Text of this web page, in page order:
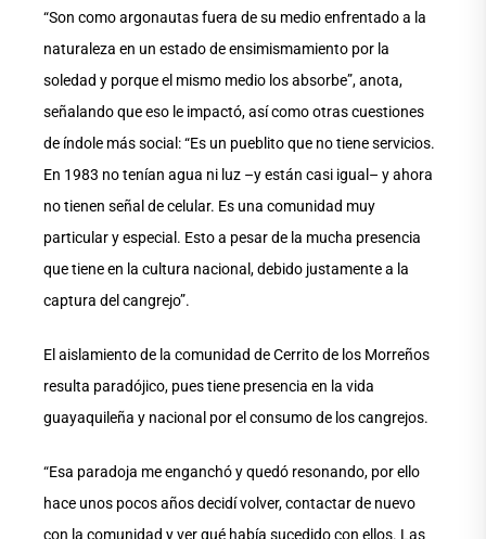
“Son como argonautas fuera de su medio enfrentado a la
naturaleza en un estado de ensimismamiento por la
soledad y porque el mismo medio los absorbe”, anota,
señalando que eso le impactó, así como otras cuestiones
de índole más social: “Es un pueblito que no tiene servicios.
En 1983 no tenían agua ni luz –y están casi igual– y ahora
no tienen señal de celular. Es una comunidad muy
particular y especial. Esto a pesar de la mucha presencia
que tiene en la cultura nacional, debido justamente a la
captura del cangrejo”.
El aislamiento de la comunidad de Cerrito de los Morreños
resulta paradójico, pues tiene presencia en la vida
guayaquileña y nacional por el consumo de los cangrejos.
“Esa paradoja me enganchó y quedó resonando, por ello
hace unos pocos años decidí volver, contactar de nuevo
con la comunidad y ver qué había sucedido con ellos. Las